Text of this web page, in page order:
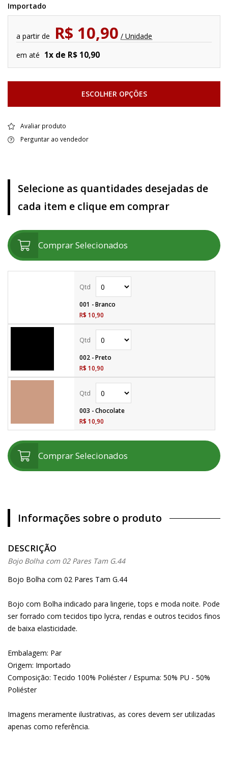
Importado
a partir de R$ 10,90 / Unidade
em até 1x de R$ 10,90
ESCOLHER OPÇÕES
Avaliar produto
Perguntar ao vendedor
Selecione as quantidades desejadas de
cada item e clique em comprar
Comprar Selecionados
001 - Branco
R$ 10,90
002 - Preto
R$ 10,90
003 - Chocolate
R$ 10,90
Comprar Selecionados
Informações sobre o produto
DESCRIÇÃO
Bojo Bolha com 02 Pares Tam G.44
Bojo Bolha com 02 Pares Tam G.44
Bojo com Bolha indicado para lingerie, tops e moda noite. Pode
ser forrado com tecidos tipo lycra, rendas e outros tecidos finos
de baixa elasticidade.
Embalagem: Par
Origem: Importado
Composição: Tecido 100% Poliéster / Espuma: 50% PU - 50%
Poliéster
Imagens meramente ilustrativas, as cores devem ser utilizadas
apenas como referência.